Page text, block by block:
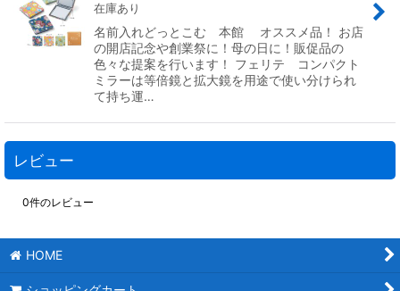
在庫あり
名前入れどっとこむ 本館 オススメ品！ お店
の開店記念や創業祭に！母の日に！販促品の
色々な提案を行います！ フェリテ コンパクト
ミラーは等倍鏡と拡大鏡を用途で使い分けられ
て持ち運…
レビュー
0件のレビュー
HOME